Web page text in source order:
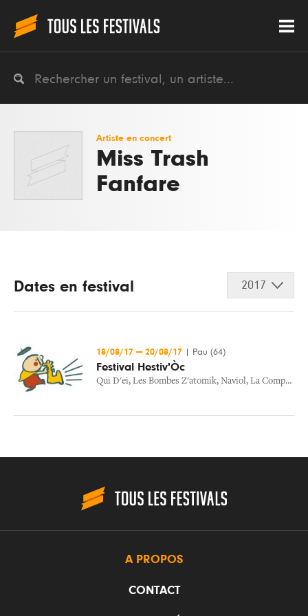
Artiste en concert
Miss Trash
Fanfare
Dates en festival 2017
18/08/17 — 20/08/17 Pau (64)
Festival Hestiv'Òc
Qui D'ei, Les Bombes Z'atomik, Naviol, La Compagnie Du P'tit Velo
A PROPOS
CONTACT